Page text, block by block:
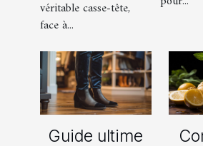
véritable casse-tête,
face à...
Guide ultime